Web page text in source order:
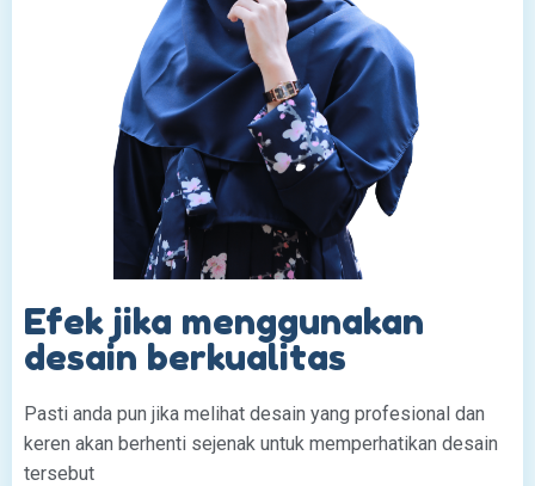
Efek jika menggunakan
desain berkualitas
Pasti anda pun jika melihat desain yang profesional dan
keren akan berhenti sejenak untuk memperhatikan desain
tersebut